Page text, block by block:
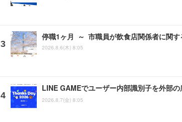
停職1ヶ月 ～ 市職員が飲食店関係者に関す
2026.8.6(木) 8:05
LINE GAMEでユーザー内部識別子を外部
2026.8.7(金) 8:05